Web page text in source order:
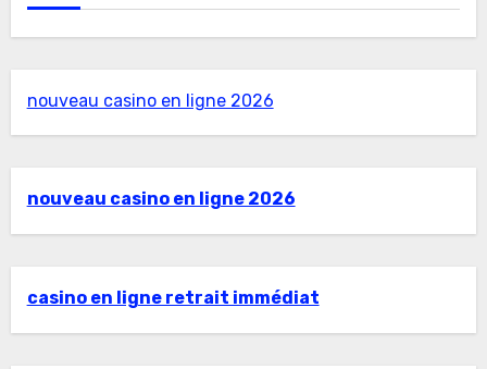
nouveau casino en ligne 2026
nouveau casino en ligne 2026
casino en ligne retrait immédiat